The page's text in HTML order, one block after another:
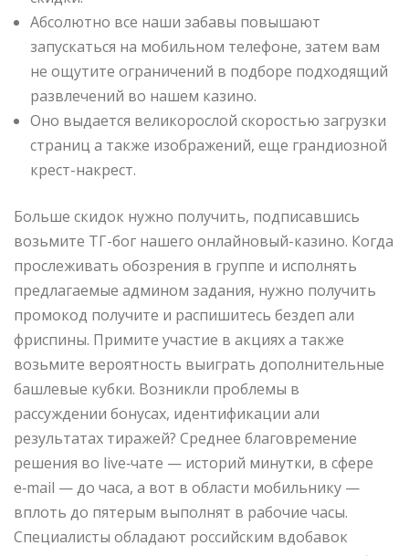
Абсолютно все наши забавы повышают
запускаться на мобильном телефоне, затем вам
не ощутите ограничений в подборе подходящий
развлечений во нашем казино.
Оно выдается великорослой скоростью загрузки
страниц а также изображений, еще грандиозной
крест-накрест.
Больше скидок нужно получить, подписавшись
возьмите ТГ-бог нашего онлайновый-казино. Когда
прослеживать обозрения в группе и исполнять
предлагаемые админом задания, нужно получить
промокод получите и распишитесь бездеп али
фриспины. Примите участие в акциях а также
возьмите вероятность выиграть дополнительные
башлевые кубки. Возникли проблемы в
рассуждении бонусах, идентификации али
результатах тиражей? Среднее благовремение
решения во live‑чате — историй минутки, в сфере
e‑mail — до часа, а вот в области мобильнику —
вплоть до пятерым выполнят в рабочие часы.
Специалисты обладают российским вдобавок